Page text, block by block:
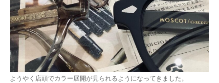
ようやく店頭でカラー展開が見られるようになってきました。